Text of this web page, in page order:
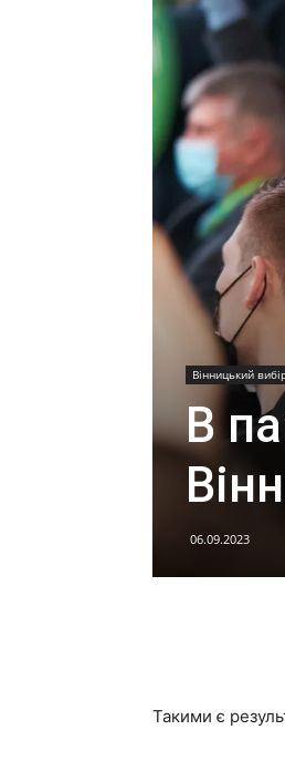
Вінницький
В
06.09.2023
Такими є